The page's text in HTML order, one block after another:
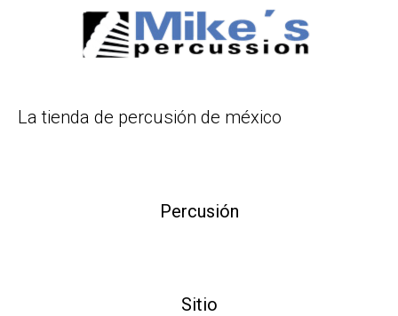
La tienda de percusión de méxico
Percusión
Sitio